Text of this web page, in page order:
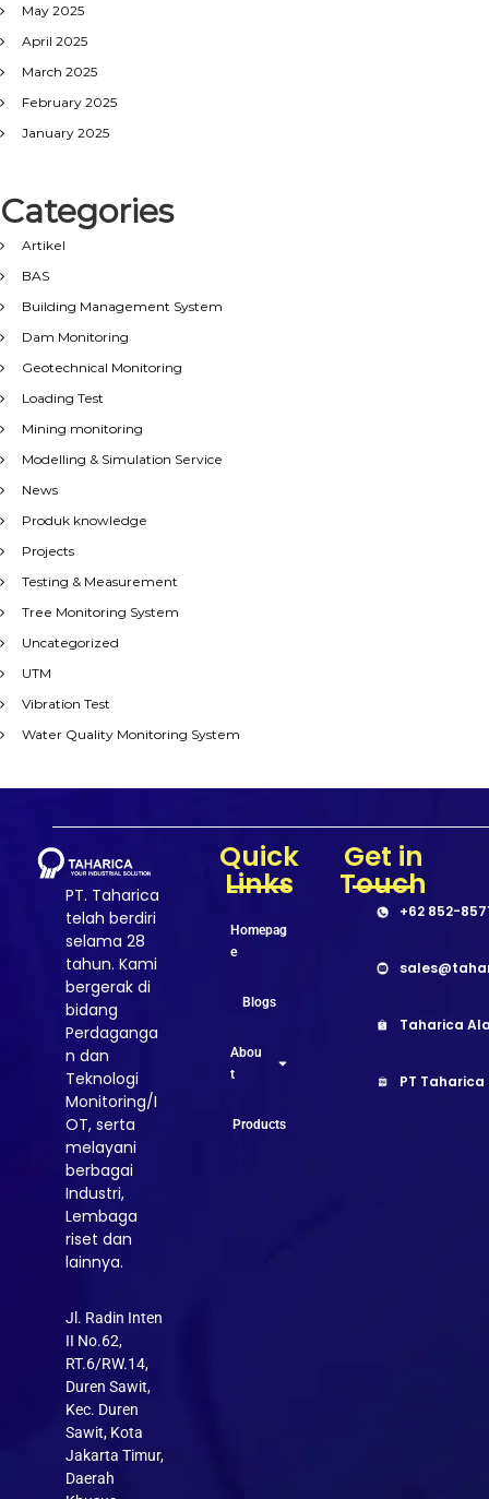
May 2025
April 2025
March 2025
February 2025
January 2025
Categories
Artikel
BAS
Building Management System
Dam Monitoring
Geotechnical Monitoring
Loading Test
Mining monitoring
Modelling & Simulation Service
News
Produk knowledge
Projects
Testing & Measurement
Tree Monitoring System
Uncategorized
UTM
Vibration Test
Water Quality Monitoring System
PT. Taharica
telah berdiri
selama 28
tahun. Kami
bergerak di
bidang
Perdaganga
n dan
Teknologi
Monitoring/I
OT, serta
melayani
berbagai
Industri,
Lembaga
riset dan
lainnya.
Jl. Radin Inten
II No.62,
RT.6/RW.14,
Duren Sawit,
Kec. Duren
Sawit, Kota
Jakarta Timur,
Daerah
Quick
Links
Homepag
e
Blogs
Abou
t
Products
Get in
Touch
+62 852-
Taharica
PT Taharica